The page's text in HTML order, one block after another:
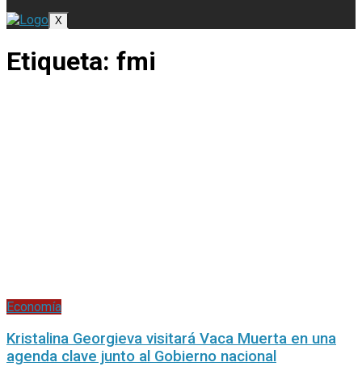
X
Etiqueta: fmi
Economía
Kristalina Georgieva visitará Vaca Muerta en una
agenda clave junto al Gobierno nacional